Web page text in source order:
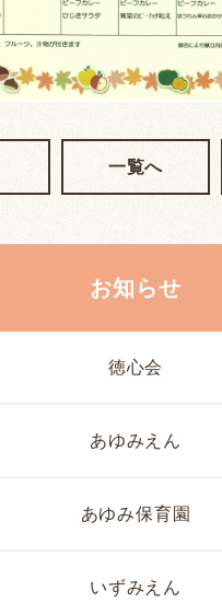
一覧へ
お知らせ
徳心会
あゆみえん
あゆみ保育園
いずみえん